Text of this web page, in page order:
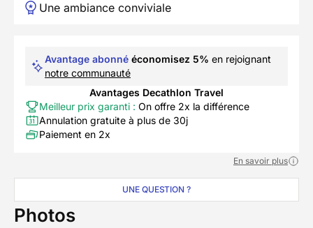
Une ambiance conviviale
Avantage abonné économisez 5% en rejoignant
notre communauté
Avantages Decathlon Travel
Meilleur prix garanti : On offre 2x la différence
Annulation gratuite à plus de 30j
Paiement en 2x
En savoir plus
UNE QUESTION ?
Photos